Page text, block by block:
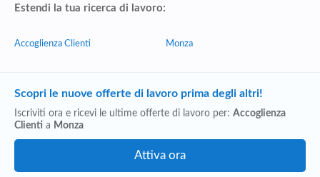
Estendi la tua ricerca di lavoro:
Accoglienza Clienti Monza
Scopri le nuove offerte di lavoro prima degli altri!
Iscriviti ora e ricevi le ultime offerte di lavoro per: Accoglienza
Clienti a Monza